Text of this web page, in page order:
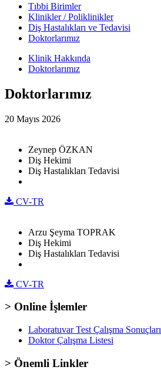
Tıbbi Birimler
Klinikler / Poliklinikler
Diş Hastalıkları ve Tedavisi
Doktorlarımız
Klinik Hakkında
Doktorlarımız
Doktorlarımız
20 Mayıs 2026
Zeynep ÖZKAN
Diş Hekimi
Diş Hastalıkları Tedavisi
CV-TR
Arzu Şeyma TOPRAK
Diş Hekimi
Diş Hastalıkları Tedavisi
CV-TR
> Online İşlemler
Laboratuvar Test Çalışma Sonuçları
Doktor Çalışma Listesi
> Önemli Linkler